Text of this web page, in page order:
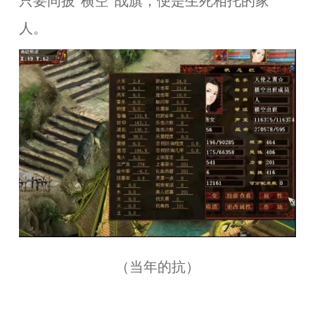
人。
（当年的抗）